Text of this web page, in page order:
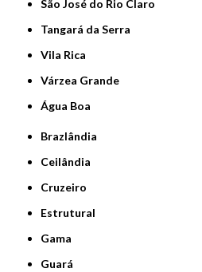
São José do Rio Claro
Tangará da Serra
Vila Rica
Várzea Grande
Água Boa
Brazlândia
Ceilândia
Cruzeiro
Estrutural
Gama
Guará